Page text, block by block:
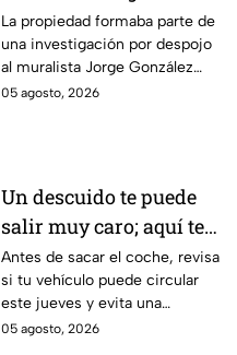
González Camarena en
la Del Valle y la
recupera| FOTOS
La propiedad formaba parte de
una investigación por despojo
al muralista Jorge González
Camarena por un predio en la
05 agosto, 2026
Un descuido te puede
salir muy caro; aquí te
contamos cómo queda
el Hoy No Circula para
este jueves
Antes de sacar el coche, revisa
si tu vehículo puede circular
este jueves y evita una
sanción que puede afectar tu
05 agosto, 2026